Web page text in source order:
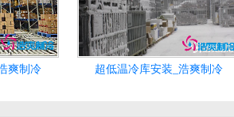
爽制冷 超低温冷库安装_浩爽制冷